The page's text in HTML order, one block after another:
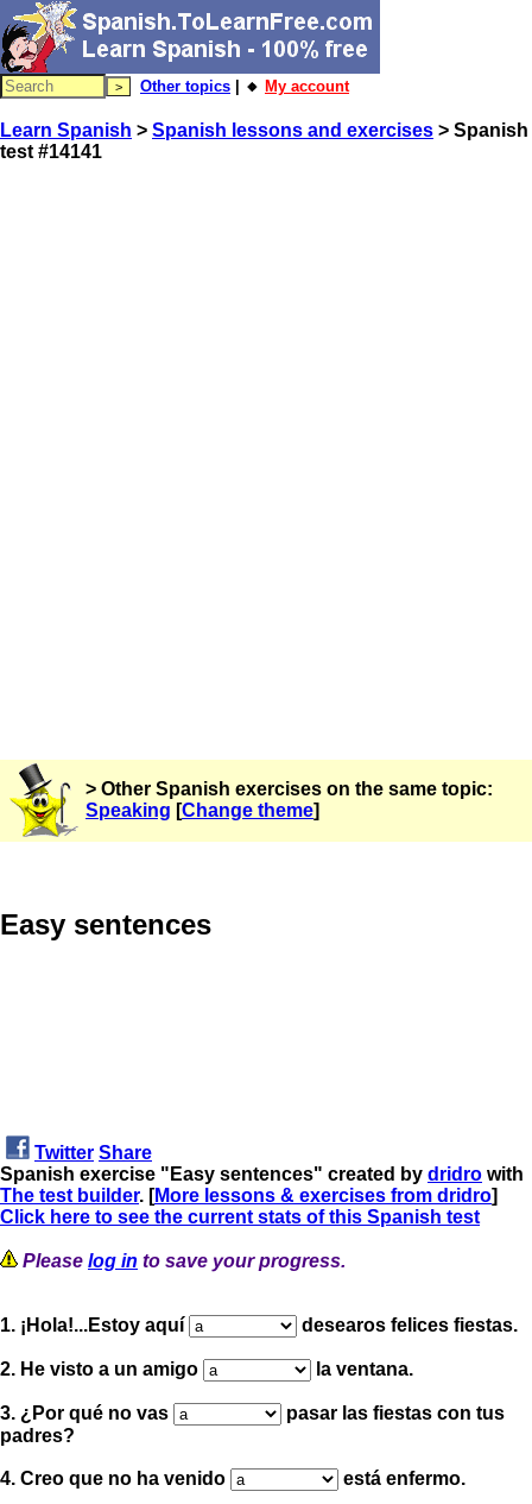
Other topics | 🔸 My account
Learn Spanish > Spanish lessons and exercises > Spanish
test #14141
> Other Spanish exercises on the same topic:
Speaking [Change theme]
Easy sentences
Twitter Share
Spanish exercise "Easy sentences" created by dridro with
The test builder. [More lessons & exercises from dridro]
Click here to see the current stats of this Spanish test
Please log in to save your progress.
1. ¡ Hola!...Estoy aquí desearos felices fiestas.
2. He visto a un amigo la ventana.
3. ¿Por qué no vas
pasar las fiestas con tus
padres?
4. Creo que no ha venido está enfermo.